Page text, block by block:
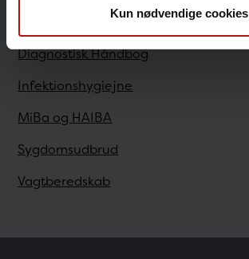
Kun nødvendige cookies
Diagnostisk Håndbog
Infektionshygiejne
MiBa og HAIBA
Sygdomsudbrud
Vagtberedskab